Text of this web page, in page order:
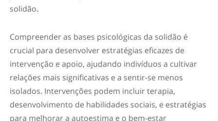
solidão.
Compreender as bases psicológicas da solidão é
crucial para desenvolver estratégias eficazes de
intervenção e apoio, ajudando indivíduos a cultivar
relações mais significativas e a sentir-se menos
isolados. Intervenções podem incluir terapia,
desenvolvimento de habilidades sociais, e estratégias
para melhorar a autoestima e o bem-estar